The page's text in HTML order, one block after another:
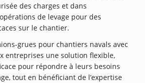
des charges et dans
de levage pour des
sur le chantier.
grues pour chantiers navals avec
entreprises une solution flexible,
pour répondre à leurs besoins
tout en bénéficiant de l’expertise